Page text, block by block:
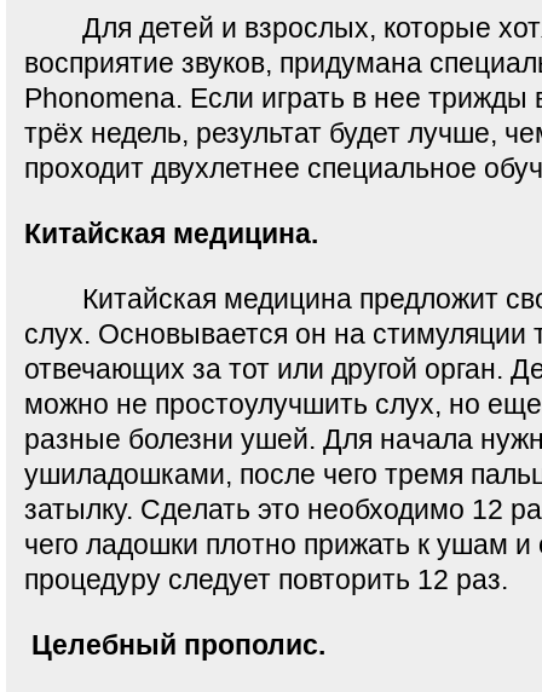
Для детей и взрослых, которые
восприятие звуков, придумана
Phonоmena. Если играть в нее трижды
трёх недель, результат будет лучше,
проходит двухлетнее специальное
Китайская медицина.
Китайская медицина предложит
слух. Основывается он на стимуляции
отвечающих за тот или другой орган.
можно не простоулучшить слух, но
разные болезни ушей. Для нaчала
ушиладошками, после чего тремя
затылку. Сдeлать это необходимо 12
чего ладошки плoтно прижать к ушам и
процедуру следует повторить 12 раз.
Целебный прополис.